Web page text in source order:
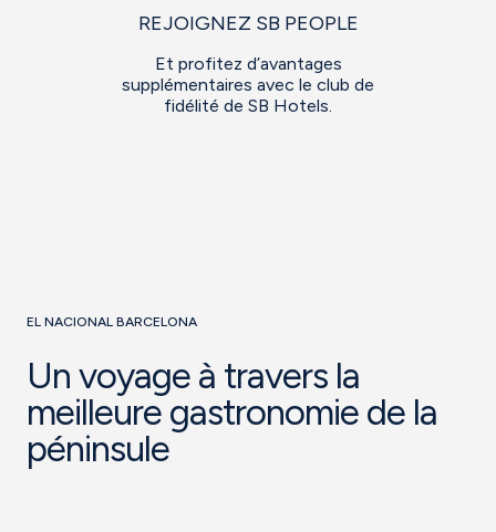
REJOIGNEZ SB PEOPLE
Et profitez d’avantages
supplémentaires avec le club de
fidélité de SB Hotels.
EL NACIONAL BARCELONA
Un voyage à travers la
meilleure gastronomie de la
péninsule